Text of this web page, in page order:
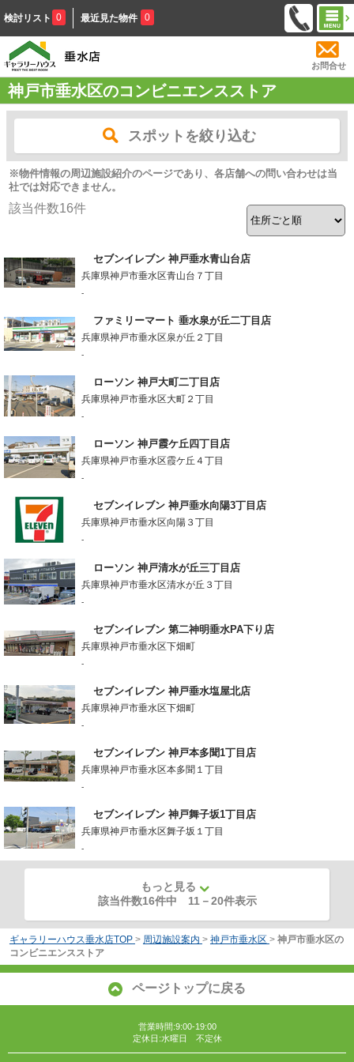
検討リスト 0 最近見た物件 0
お問合せ
神戸市垂水区のコンビニエンスストア
スポットを絞り込む
※物件情報の周辺施設紹介のページであり、各店舗への問い合わせは当
社では対応できません。
該当件数16件
セブンイレブン 神戸垂水青山台店
兵庫県神戸市垂水区青山台７丁目
-
ファミリーマート 垂水泉が丘二丁目店
兵庫県神戸市垂水区泉が丘２丁目
-
ローソン 神戸大町二丁目店
兵庫県神戸市垂水区大町２丁目
-
ローソン 神戸霞ケ丘四丁目店
兵庫県神戸市垂水区霞ケ丘４丁目
-
セブンイレブン 神戸垂水向陽3丁目店
兵庫県神戸市垂水区向陽３丁目
-
ローソン 神戸清水が丘三丁目店
兵庫県神戸市垂水区清水が丘３丁目
-
セブンイレブン 第二神明垂水PA下り店
兵庫県神戸市垂水区下畑町
-
セブンイレブン 神戸垂水塩屋北店
兵庫県神戸市垂水区下畑町
-
セブンイレブン 神戸本多聞1丁目店
兵庫県神戸市垂水区本多聞１丁目
-
セブンイレブン 神戸舞子坂1丁目店
兵庫県神戸市垂水区舞子坂１丁目
-
もっと見る
該当件数16件中 11 －20件表示
ギャラリーハウス垂水店TOP > 周辺施設案内 > 神戸市垂水区 > 神戸市垂水区の
コンビニエンスストア
ページトップに戻る
営業時間:9:00-19:00
定休日:水曜日 不定休